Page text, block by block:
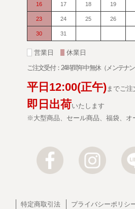
16 17 18 19
23 24 25 26
30 31
営業日
休業日
ご注文受付：24時間年中無休（メンテナ
平日 12:00(正午)までご注
即日出荷いたします
※大型商品、セール商品、福袋、オ
特定商取引法 プライバシーポリシ